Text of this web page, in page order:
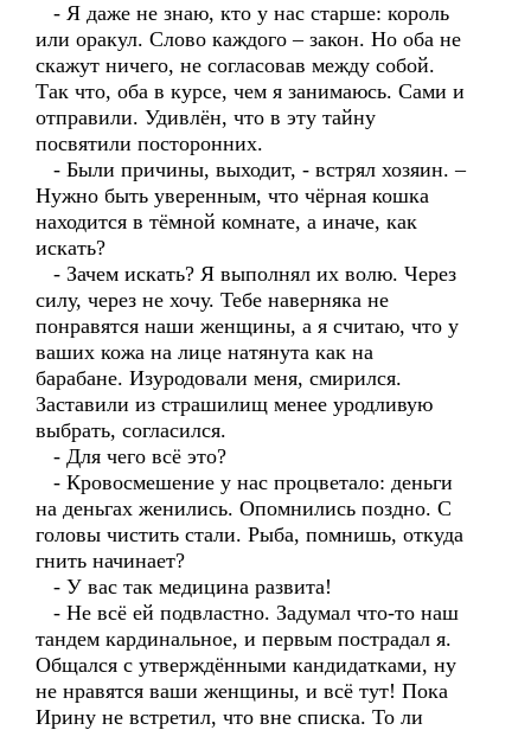
- Я даже не знаю, кто у нас старше: король
или оракул. Слово каждого – закон. Но оба не
скажут ничего, не согласовав между собой.
Так что, оба в курсе, чем я занимаюсь. Сами и
отправили. Удивлён, что в эту тайну
посвятили посторонних.
- Были причины, выходит, - встрял хозяин. –
Нужно быть уверенным, что чёрная кошка
находится в тёмной комнате, а иначе, как
искать?
- Зачем искать? Я выполнял их волю. Через
силу, через не хочу. Тебе наверняка не
понравятся наши женщины, а я считаю, что у
ваших кожа на лице натянута как на
барабане. Изуродовали меня, смирился.
Заставили из страшилищ менее уродливую
выбрать, согласился.
- Для чего всё это?
- Кровосмешение у нас процветало: деньги
на деньгах женились. Опомнились поздно. С
головы чистить стали. Рыба, помнишь, откуда
гнить начинает?
- У вас так медицина развита!
- Не всё ей подвластно. Задумал что-то наш
тандем кардинальное, и первым пострадал я.
Общался с утверждёнными кандидатками, ну
не нравятся ваши женщины, и всё тут! Пока
Ирину не встретил, что вне списка. То ли